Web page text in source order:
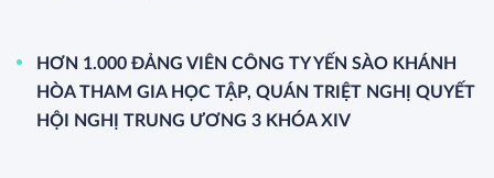
HƠN 1.000 ĐẢNG VIÊN CÔNG TY YẾN SÀO KHÁNH
HÒA THAM GIA HỌC TẬP, QUÁN TRIỆT NGHỊ QUYẾT
HỘI NGHỊ TRUNG ƯƠNG 3 KHÓA XIV